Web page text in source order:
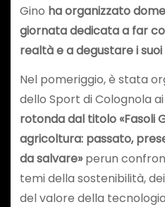
Gino ha organizzato
giornata dedicata a far
realtà e a degustare i suoi
Nel pomeriggio, è stata
dello Sport di Colognola ai
rotonda dal titolo «Fasoli
agricoltura: passato,
da salvare»perun
temi della sostenibilità,
del valore della